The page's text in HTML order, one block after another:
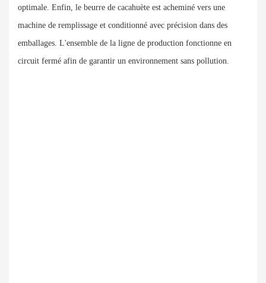
optimale. Enfin, le beurre de cacahuète est acheminé vers une
machine de remplissage et conditionné avec précision dans des
emballages. L'ensemble de la ligne de production fonctionne en
circuit fermé afin de garantir un environnement sans pollution.